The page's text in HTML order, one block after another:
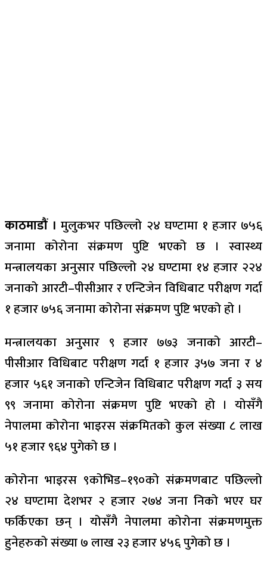
काठमाडौं । मुलुकभर पछिल्लो २४ घण्टामा १ हजार ७५६
जनामा कोरोना संक्रमण पुष्टि भएको छ । स्वास्थ्य
मन्त्रालयका अनुसार पछिल्लो २४ घण्टामा १४ हजार २२४
जनाको आरटी–पीसीआर र एन्टिजेन विधिबाट परीक्षण गर्दा
१ हजार ७५६ जनामा कोरोना संक्रमण पुष्टि भएको हो ।
मन्त्रालयका अनुसार ९ हजार ७७३ जनाको आरटी–
पीसीआर विधिबाट परीक्षण गर्दा १ हजार ३५७ जना र ४
हजार ५६१ जनाको एन्टिजेन विधिबाट परीक्षण गर्दा ३ सय
९९ जनामा कोरोना संक्रमण पुष्टि भएको हो । योसँगै
नेपालमा कोरोना भाइरस संक्रमितको कुल संख्या ८ लाख
५१ हजार ९६४ पुगेको छ ।
कोरोना भाइरस ९कोभिड–१९०को संक्रमणबाट पछिल्लो
२४ घण्टामा देशभर २ हजार २७४ जना निको भएर घर
फर्किएका छन् । योसँगै नेपालमा कोरोना संक्रमणमुक्त
हुनेहरुको संख्या ७ लाख २३ हजार ४५६ पुगेको छ ।